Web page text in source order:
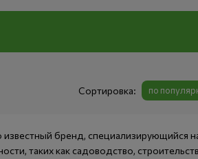
Сортировка: по
известный бренд, специализирующийся
таких как садоводство,